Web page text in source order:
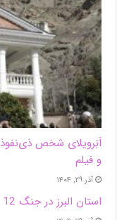
اَبَر‌ویلای شخص
و فیلم
آذر ۲۹, ۱۴۰۴
استان البرز در جنگ 12 روزه 7 شهید دانشجو تقدیم انقلاب کرد